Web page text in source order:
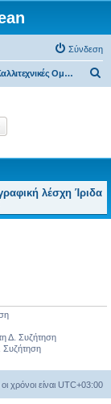
Σύνδεση
Καλλιτεχνικές Ομάδες
λέσχη Ίριδα
Δ. Συζήτηση
Συζήτηση
χρόνοι είναι UTC+03:00